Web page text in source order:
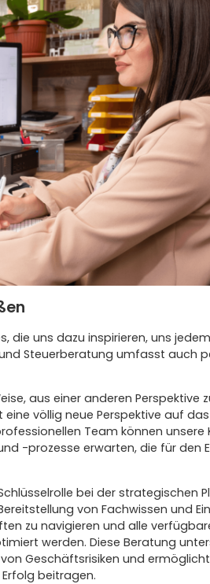
die uns dazu inspirieren, uns
Steuerberatung umfasst auch
aus einer anderen Perspektive
völlig neue Perspektive auf
Team können unsere
-prozesse erwarten, die für den
bei der strategischen
von Fachwissen und
zu navigieren und alle
werden. Diese Beratung
Geschäftsrisiken und
beitragen.